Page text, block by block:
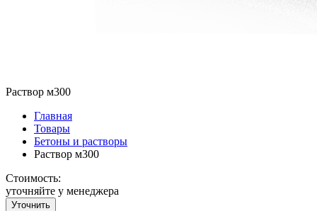
Раствор м300
Главная
Товары
Бетоны и растворы
Раствор м300
Стоимость:
уточняйте у менеджера
Уточнить